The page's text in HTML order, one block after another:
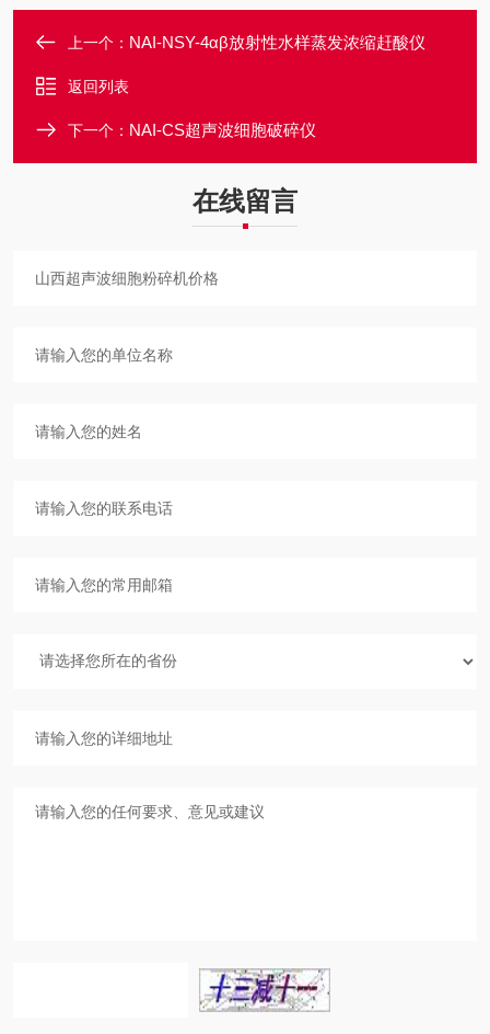
上一个： NAI-NSY-4αβ放射性水样蒸发浓缩赶酸仪
返回列表
下一个： NAI-CS超声波细胞破碎仪
在线留言